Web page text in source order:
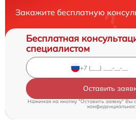
Закажите бесплатную
Бесплатная
специалистом
Оставить
Нажимая на кнопку "Оставить заявку" Вы